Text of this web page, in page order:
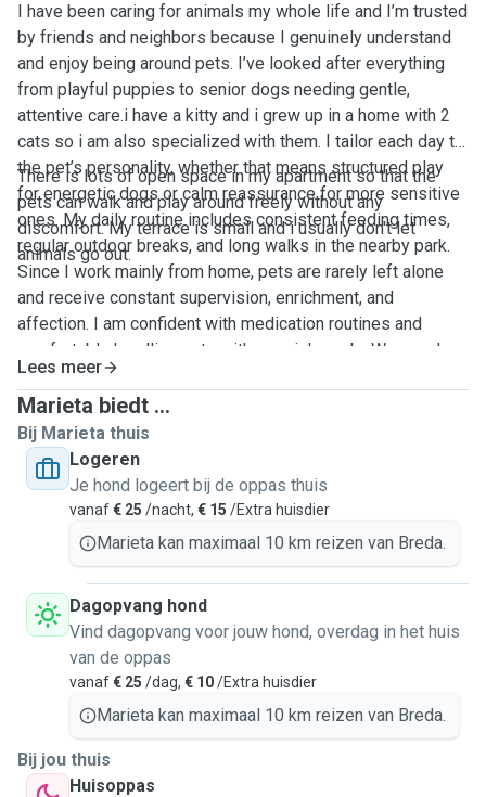
I have been caring for animals my whole life and I’m trusted
by friends and neighbors because I genuinely understand
and enjoy being around pets. I’ve looked after everything
from playful puppies to senior dogs needing gentle,
attentive care.i have a kitty and i grew up in a home with 2
cats so i am also specialized with them. I tailor each day to
the pet’s personality, whether that means structured play
for energetic dogs or calm reassurance for more sensitive
ones. My daily routine includes consistent feeding times,
regular outdoor breaks, and long walks in the nearby park.
Since I work mainly from home, pets are rarely left alone
and receive constant supervision, enrichment, and
affection. I am confident with medication routines and
comfortable handling pets with special needs. We can do
run in the parks or train with commands. My home
environment is safe, quiet, and pet-friendly with secure
spaces where animals can relax comfortably. Your pets will
not only be supervised but also understood, protected, and
cared for with genuine love and respect.
There is lots ofopenspace in my apartmentso that the
pets can walk and play around freelywithoutany
discomfort. My terrace is small andi usually don'tlet
animals go out.
Lees meer
Marieta biedt ...
Bij Marieta thuis
Logeren
Je hond logeert bij de oppas thuis
vanaf€ 25 /nacht, € 15 /Extra huisdier
Marieta kan maximaal 10 km reizen van Breda.
Dagopvang hond
Vind dagopvang voor jouw hond, overdag in het huis
van de oppas
vanaf€ 25 /dag, € 10/Extra huisdier
Marieta kan maximaal 10 km reizen van Breda.
Bij jou thuis
Huisoppas